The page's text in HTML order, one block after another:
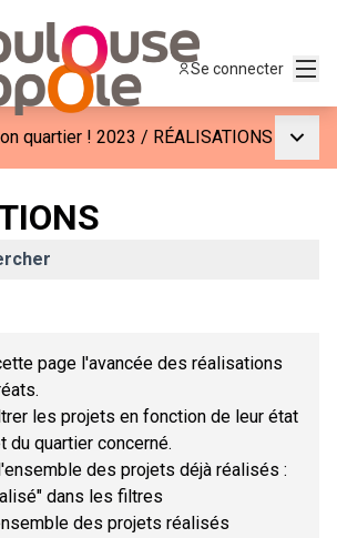
Se connecter
quartier ! 2023 / RÉALISATIONS
page l'avancée des réalisations
les projets en fonction de leur état
du quartier concerné.
des projets déjà réalisés :
dans les filtres
des projets réalisés